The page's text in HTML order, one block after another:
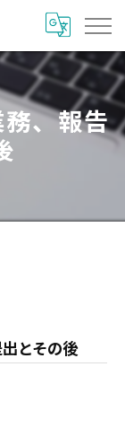
、報告
とその後